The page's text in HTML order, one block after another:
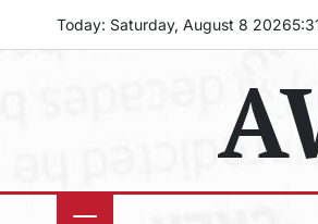
Today: Saturday, August 8 20265: